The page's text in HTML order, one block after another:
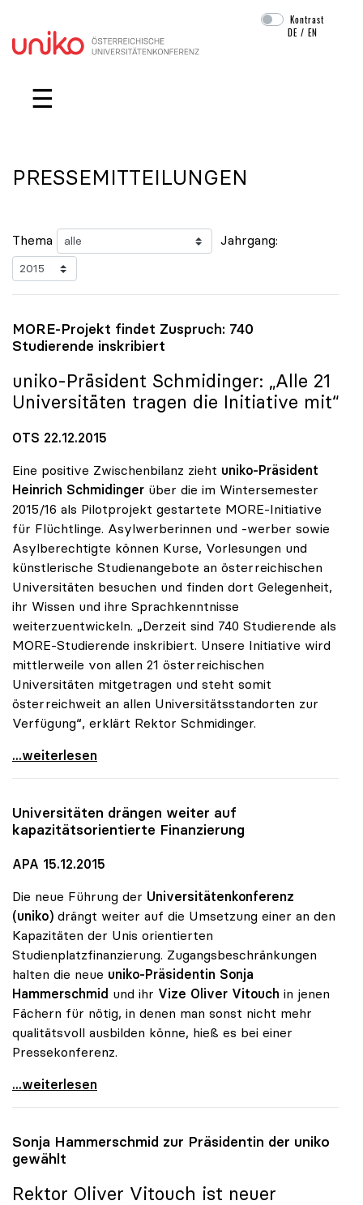
Navigation überspringen
Kontrast
DE /EN
☰
PRESSEMITTEILUNGEN
Thema Jahrgang:
MORE-Projekt findet Zuspruch: 740
Studierende inskribiert
uniko-Präsident Schmidinger: „Alle 21
Universitäten tragen die Initiative mit“
OTS 22.12.2015
Eine positive Zwischenbilanz zieht uniko-Präsident
Heinrich Schmidinger über die im Wintersemester
2015/16 als Pilotprojekt gestartete MORE-Initiative
für Flüchtlinge. Asylwerberinnen und -werber sowie
Asylberechtigte können Kurse, Vorlesungen und
künstlerische Studienangebote an österreichischen
Universitäten besuchen und finden dort Gelegenheit,
ihr Wissen und ihre Sprachkenntnisse
weiterzuentwickeln. „Derzeit sind 740 Studierende als
MORE-Studierende inskribiert. Unsere Initiative wird
mittlerweile von allen 21 österreichischen
Universitäten mitgetragen und steht somit
österreichweit an allen Universitätsstandorten zur
Verfügung“, erklärt Rektor Schmidinger.
MORE-Projekt findet Zuspruch: 740 Studierende
...weiterlesen
Universitäten drängen weiter auf
kapazitätsorientierte Finanzierung
APA 15.12.2015
Die neue Führung der Universitätenkonferenz
(uniko) drängt weiter auf die Umsetzung einer an den
Kapazitäten der Unis orientierten
Studienplatzfinanzierung. Zugangsbeschränkungen
halten die neue uniko-Präsidentin Sonja
Hammerschmid und ihr Vize Oliver Vitouch in jenen
Fächern für nötig, in denen man sonst nicht mehr
qualitätsvoll ausbilden könne, hieß es bei einer
Pressekonferenz.
Universitäten drängen weiter auf
...weiterlesen
Sonja Hammerschmid zur Präsidentin der uniko
gewählt
Rektor Oliver Vitouch ist neuer